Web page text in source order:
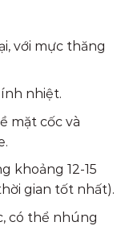
với mực thăng
nhiệt.
mặt cốc và
khoảng 12-15
gian tốt nhất).
có thể nhúng